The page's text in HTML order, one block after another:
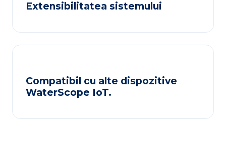
Extensibilitatea sistemului
Compatibil cu alte dispozitive
WaterScope IoT.